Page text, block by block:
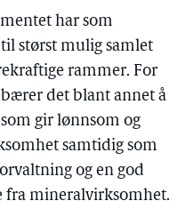
har som
størst mulig samlet
rammer. For
det blant annet å
gir lønnsom og
samtidig som
og en god
fra mineralvirksomhet.